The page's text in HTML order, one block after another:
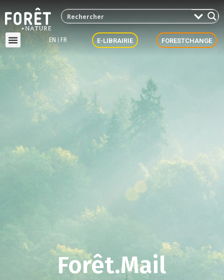
EN FR E-LIBRAIRIE FORESTCHANGE
Forêt.Mail